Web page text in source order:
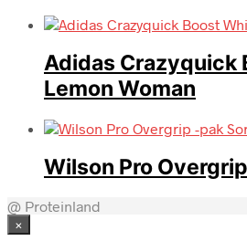
Adidas Crazyquick
Lemon Woman
Wilson Pro
@ Proteinland
×